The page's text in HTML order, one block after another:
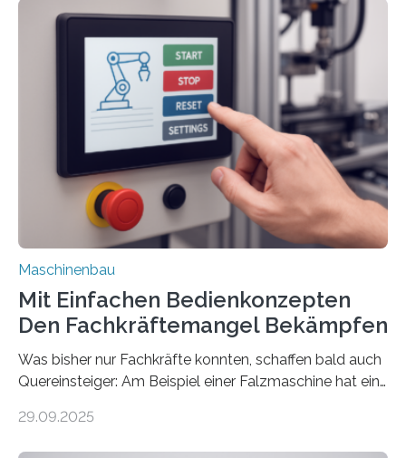
Maschinenbau
Mit Einfachen Bedienkonzepten
Den Fachkräftemangel Bekämpfen
Was bisher nur Fachkräfte konnten, schaffen bald auch
Quereinsteiger: Am Beispiel einer Falzmaschine hat ein
Mensch-Maschine-Schnittstelle so sehr vereinfacht,
29.09.2025